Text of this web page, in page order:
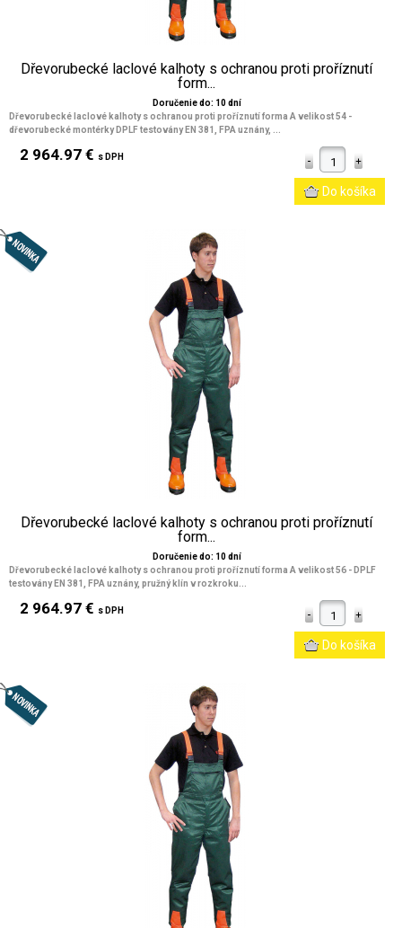
Dřevorubecké laclové kalhoty s ochranou proti proříznutí
form...
Doručenie do: 10 dní
Dřevorubecké laclové kalhoty s ochranou proti proříznutí forma A velikost 54 -
dřevorubecké montérky DPLF testovány EN 381, FPA uznány, ...
2 964.97 € s DPH
Dřevorubecké laclové kalhoty s ochranou proti proříznutí
form...
Doručenie do: 10 dní
Dřevorubecké laclové kalhoty s ochranou proti proříznutí forma A velikost 56 - DPLF
testovány EN 381, FPA uznány, pružný klín v rozkroku...
2 964.97 € s DPH